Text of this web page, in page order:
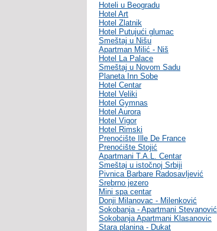
Hoteli u Beogradu
Hotel Art
Hotel Zlatnik
Hotel Putujući glumac
Smeštaj u Nišu
Apartman Milić - Niš
Hotel La Palace
Smeštaj u Novom Sadu
Planeta Inn Sobe
Hotel Centar
Hotel Veliki
Hotel Gymnas
Hotel Aurora
Hotel Vigor
Hotel Rimski
Prenoćište Ille De France
Prenoćište Stojić
Apartmani T.A.L. Centar
Smeštaj u istočnoj Srbiji
Pivnica Barbare Radosavljević
Srebrno jezero
Mini spa centar
Donji Milanovac - Milenković
Sokobanja - Apartmani Stevanović
Sokobanja Apartmani Klasanovic
Stara planina - Dukat